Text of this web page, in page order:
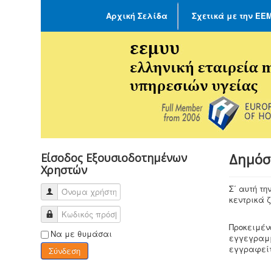
Αρχική Σελίδα Σχετικά με την
Είσοδος Εξουσιοδοτημένων
Χρηστών
Να με θυμάσαι
Σύνδεση
Σ΄ αυτή
κεντρικά